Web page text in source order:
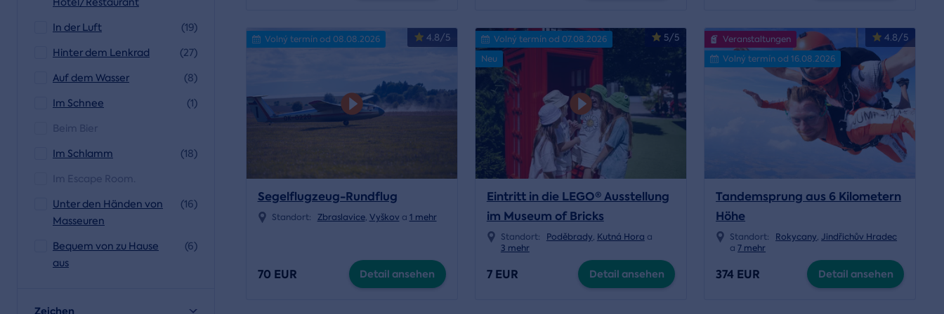
In der Luft
(19)
Hinter dem Lenkrad
(27)
Auf dem Wasser
(8)
Im Schnee
(1)
Beim Bier
Im Schlamm
(18)
Im Escape Room.
Unter den Händen von
Masseuren
(16)
Bequem von zu Hause
aus
(6)
Zeichen
4.8/5
Volný termín od 08.08.2026
Segelflugzeug-Rundflug
Standort: Zbraslavice, Vyškov a 1 mehr
70 EUR Detail ansehen
5/5
Volný termín od 07.08.2026
Neu
Eintritt in die LEGO® Ausstellung
im Museum of Bricks
Standort: Poděbrady, Kutná Hora a
3 mehr
7 EUR Detail ansehen
4.8/5
Veranstaltungen
Volný termín od 16.08.2026
Tandemsprung aus 6 Kilometern
Höhe
Standort: Rokycany,Jindřichův Hradec
a7 mehr
374 EUR Detail ansehen